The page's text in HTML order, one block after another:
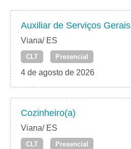
Auxiliar de Serviços Gerais
Viana/ ES
CLT Presencial
4 de agosto de 2026
Cozinheiro(a)
Viana/ ES
CLT Presencial